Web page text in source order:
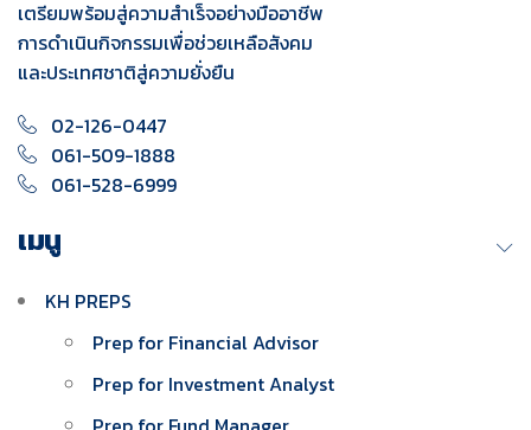
เตรียมพร้อมสู่ความสำเร็จอย่างมืออาชีพ
การดำเนินกิจกรรมเพื่อช่วยเหลือสังคม
และประเทศชาติสู่ความยั่งยืน
02-126-0447
061-509-1888
061-528-6999
เมนู
KH PREPS
Prep for Financial Advisor
Prep for Investment Analyst